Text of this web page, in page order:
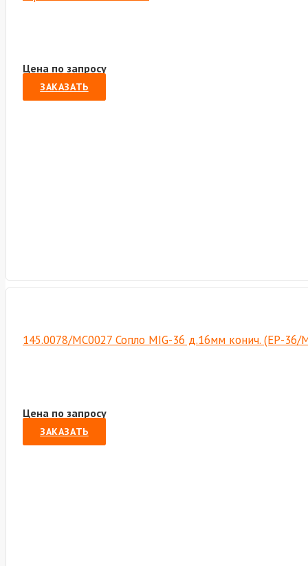
Цена по запросу
ЗАКАЗАТЬ
145.0078/MC0027 Сопло MIG-36 д.16мм конич. (EP-36/
Цена по запросу
ЗАКАЗАТЬ